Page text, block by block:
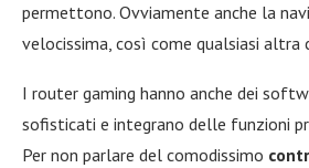
permettono. Ovviamente anche la
velocissima, così come qualsiasi altra
I router gaming hanno anche dei
sofisticati e integrano delle funzioni
Per non parlare del comodissimo